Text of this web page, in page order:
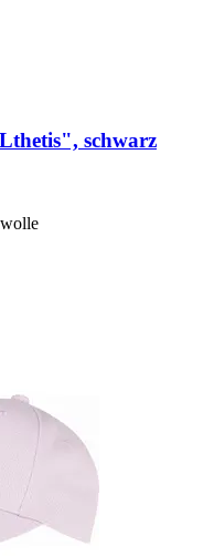
schwarz